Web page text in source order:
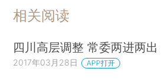
相关阅读
四川高层调整 常委两进两出
2017年03月28日 APP打开